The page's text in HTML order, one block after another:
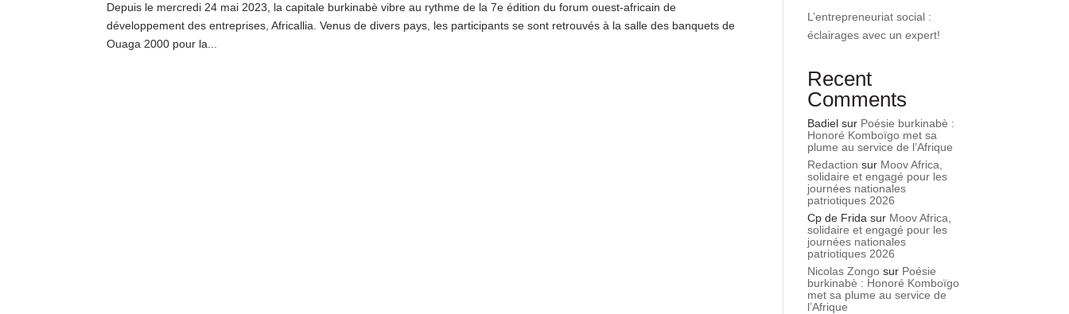
Depuis le mercredi 24 mai 2023, la capitale burkinabè vibre au rythme de la 7e édition du forum ouest-africain de
développement des entreprises, Africallia. Venus de divers pays, les participants se sont retrouvés à la salle des banquets de
Ouaga 2000 pour la...
L’entrepreneuriat social :
éclairages avec un expert!
Recent
Comments
Badiel sur Poésie burkinabè :
Honoré Komboïgo met sa
plume au service de l’Afrique
Redaction sur Moov Africa,
solidaire et engagé pour les
journées nationales
patriotiques 2026
Cp de Frida sur Moov Africa,
solidaire et engagé pour les
journées nationales
patriotiques 2026
Nicolas Zongo sur Poésie
burkinabè : Honoré Komboïgo
met sa plume au service de
l’Afrique